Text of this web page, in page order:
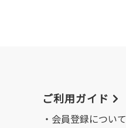
ご利用ガイド
会員登録について